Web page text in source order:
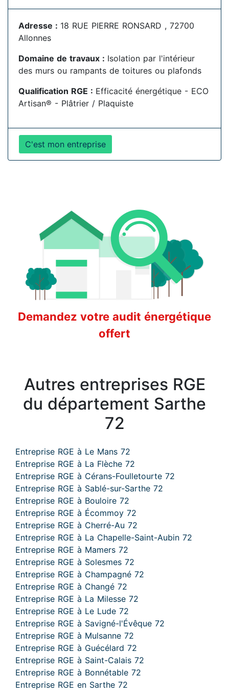
Adresse : 18 RUE PIERRE RONSARD , 72700
Allonnes
Domaine de travaux : Isolation par l'intérieur
des murs ou rampants de toitures ou plafonds
Qualification RGE : Efficacité énergétique - ECO
Artisan® - Plâtrier / Plaquiste
C'est mon entreprise
Demandez votre audit énergétique
offert
Autres entreprises RGE
du département Sarthe
72
Entreprise RGE à Le Mans 72
Entreprise RGE à La Flèche 72
Entreprise RGE à Cérans-Foulletourte 72
Entreprise RGE à Sablé-sur-Sarthe 72
Entreprise RGE à Bouloire 72
Entreprise RGE à Écommoy 72
Entreprise RGE à Cherré-Au 72
Entreprise RGE à La Chapelle-Saint-Aubin 72
Entreprise RGE à Mamers 72
Entreprise RGE à Solesmes 72
Entreprise RGE à Champagné 72
Entreprise RGE à Changé 72
Entreprise RGE à La Milesse 72
Entreprise RGE à Le Lude 72
Entreprise RGE à Savigné-l'Évêque 72
Entreprise RGE à Mulsanne 72
Entreprise RGE à Guécélard 72
Entreprise RGE à Saint-Calais 72
Entreprise RGE à Bonnétable 72
Entreprise RGE en Sarthe 72